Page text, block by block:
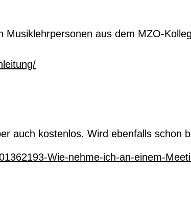
aus dem MZO-
auch kostenlos. Wird ebenfalls schon
Wie-nehme-ich-an-einem-